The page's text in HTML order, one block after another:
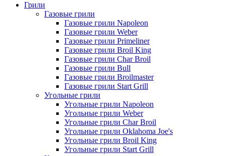
Грили
Газовые грили
Газовые грили Napoleon
Газовые грили Weber
Газовые грили Primeliner
Газовые грили Broil King
Газовые грили Char Broil
Газовые грили Bull
Газовые грили Broilmaster
Газовые грили Start Grill
Угольные грили
Угольные грили Napoleon
Угольные грили Weber
Угольные грили Char Broil
Угольные грили Oklahoma Joe's
Угольные грили Broil King
Угольные грили Start Grill